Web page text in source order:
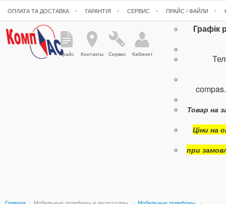
ОПЛАТА ТА ДОСТАВКА ГАРАНТІЯ СЕРВИС ПРАЙС / ФАЙЛИ
Прайс Контакты Сервис Кабинет
Графік
Товар на
Ціни на
при